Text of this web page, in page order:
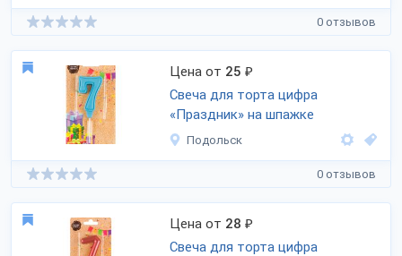
0 отзывов
Цена от 25 ₽
Свеча для торта цифра
«Праздник» на шпажке
Подольск
0 отзывов
Цена от 28 ₽
Свеча для торта цифра